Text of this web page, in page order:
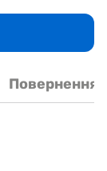
Повернення